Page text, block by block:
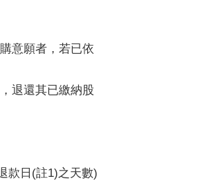
意願者，若已依
退還其已繳納股
款日(註1)之天數)